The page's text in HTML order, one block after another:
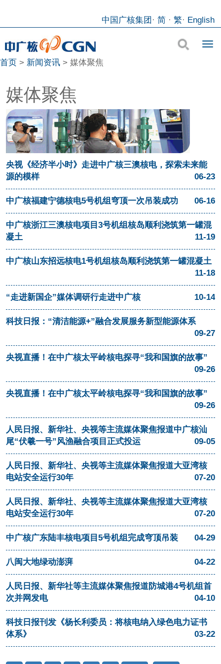
中国广核集团 · 简· 繁· English
首页 > 新闻资讯 > 媒体聚焦
媒体聚焦
央视《经济半小时》走进中广核三澳核电，探索未来能
源的模样
06-23
中广核福建宁德核电5号机组穹顶一次吊装成功 06-16
中广核浙江三澳核电项目3号机组核岛顺利浇筑第一罐混
凝土
11-19
中广核山东招远核电1号机组核岛顺利浇筑第一罐混凝土
11-18
“走进新国企”媒体调研行走进中广核 10-14
科技日报：“清洁能源+”融合发展服务新型能源体系
09-27
央视直播！在中广核太平岭核电探寻“我和国旗的故事”
09-26
央视直播！在中广核太平岭核电探寻“我和国旗的故事”
09-26
人民日报、新华社、央视等主流媒体聚焦报道中广核汕
尾“伏羲一号”风渔融合项目正式投运
09-05
人民日报、新华社、央视等主流媒体聚焦报道大亚湾核
电站安全运行30年
07-20
人民日报、新华社、央视等主流媒体聚焦报道大亚湾核
电站安全运行30年
07-20
中广核广东陆丰核电项目5号机组完成穹顶吊装 04-29
八闽大地绿动澎湃 04-22
人民日报、新华社等主流媒体聚焦报道防城港4号机组首
次并网发电
04-10
科技日报刊发《杨长利委员：将核电纳入绿色电力证书
体系》
03-22